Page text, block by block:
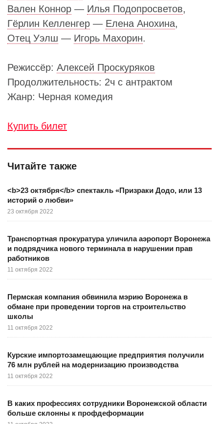
Вален Коннор — Илья Подопросветов,
Гёрлин Келленгер — Елена Анохина,
Отец Уэлш — Игорь Махорин.
Режиссёр: Алексей Проскуряков
Продолжительность: 2ч с антрактом
Жанр: Черная комедия
Купить билет
Читайте также
<b>23 октября</b> спектакль «Призраки Додо, или 13
историй о любви»
23 октября 2022
Транспортная прокуратура уличила аэропорт Воронежа
и подрядчика нового терминала в нарушении прав
работников
11 октября 2022
Пермская компания обвинила мэрию Воронежа в
обмане при проведении торгов на строительство
школы
11 октября 2022
Курские импортозамещающие предприятия получили
76 млн рублей на модернизацию производства
11 октября 2022
В каких профессиях сотрудники Воронежской области
больше склонны к профдеформации